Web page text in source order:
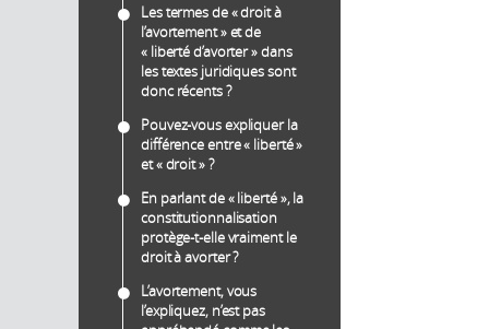
Les termes de « droit à
l’avortement » et de
« liberté d’avorter » dans
les textes juridiques sont
donc récents ?
Pouvez-vous expliquer la
différence entre « liberté »
et « droit » ?
En parlant de « liberté », la
constitutionnalisation
protège-t-elle vraiment le
droit à avorter ?
L’avortement, vous
l’expliquez, n’est pas